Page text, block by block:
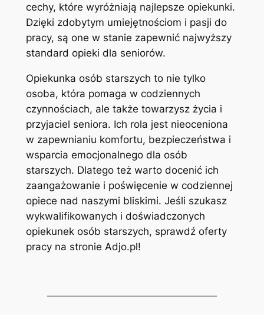
cechy, które wyróżniają najlepsze opiekunki.
Dzięki zdobytym umiejętnościom i pasji do
pracy, są one w stanie zapewnić najwyższy
standard opieki dla seniorów.
Opiekunka osób starszych to nie tylko
osoba, która pomaga w codziennych
czynnościach, ale także towarzysz życia i
przyjaciel seniora. Ich rola jest nieoceniona
w zapewnianiu komfortu, bezpieczeństwa i
wsparcia emocjonalnego dla osób
starszych. Dlatego też warto docenić ich
zaangażowanie i poświęcenie w codziennej
opiece nad naszymi bliskimi. Jeśli szukasz
wykwalifikowanych i doświadczonych
opiekunek osób starszych, sprawdź oferty
pracy na stronie Adjo.pl!